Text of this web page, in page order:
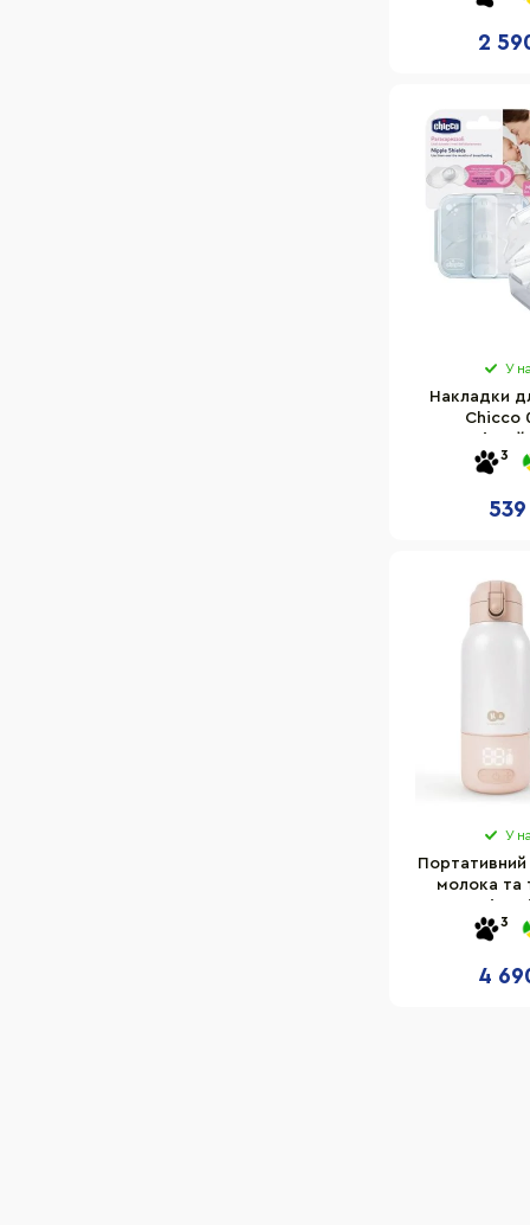
2
У
Накладки
Chicco
3
У
Портативний
молока та
3
4